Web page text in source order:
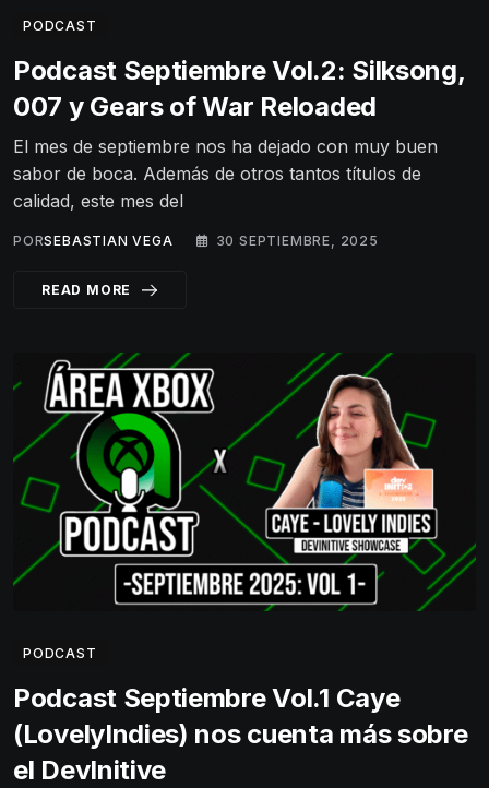
PODCAST
Podcast Septiembre Vol.2: Silksong,
007 y Gears of War Reloaded
El mes de septiembre nos ha dejado con muy buen
sabor de boca. Además de otros tantos títulos de
calidad, este mes del
PORSEBASTIAN VEGA 30 SEPTIEMBRE, 2025
READ MORE
PODCAST
Podcast Septiembre Vol.1 Caye
(LovelyIndies) nos cuenta más sobre
el DevInitive